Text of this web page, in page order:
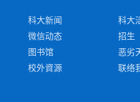
科大新闻
科大
微信动态
招生
图书馆
恶劣
校外資源
联络